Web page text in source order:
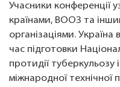
Учасники конференції
країнами, ВООЗ та
організаціями.
час підготовки
протидії туберкульозу
міжнародної технічної